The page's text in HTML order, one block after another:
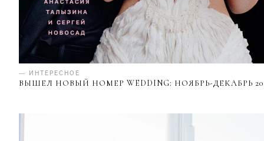
— ИНТЕРЕСНОЕ
ВЫШЕЛ НОВЫЙ НОМЕР WEDDING: НОЯБРЬ-ДЕКАБРЬ